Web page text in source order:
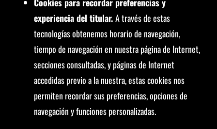
experiencia del titular.A través de estas
tecnologías obtenemos horario de navegación,
tiempo de navegación en nuestra página de Internet,
secciones consultadas, y páginas de Internet
accedidas previo a la nuestra, estas cookies nos
permiten recordar sus preferencias, opciones de
navegación y funciones personalizadas.